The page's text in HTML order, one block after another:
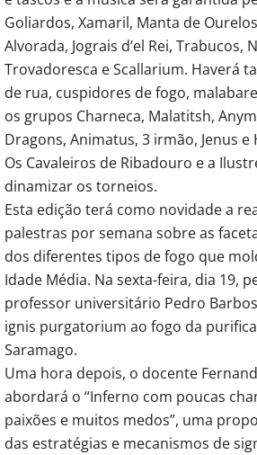
Goliardos, Xamaril, Manta de
Alvorada, Jograis d’el Rei, Trabucos,
Trovadoresca e Scallarium. Haverá
de rua, cuspidores de fogo,
os grupos Charneca, Malatitsh,
Dragons, Animatus, 3 irmão, Jenus e
Os Cavaleiros de Ribadouro e a
dinamizar os torneios.
Esta edição terá como novidade a
palestras por semana sobre as
dos diferentes tipos de fogo que
Idade Média. Na sexta-feira, dia 19,
professor universitário Pedro
ignis purgatorium ao fogo da
Saramago.
Uma hora depois, o docente
abordará o “Inferno com poucas
paixões e muitos medos”, uma
das estratégias e mecanismos de